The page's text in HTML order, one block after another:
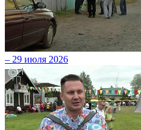
– 29 июля 2026